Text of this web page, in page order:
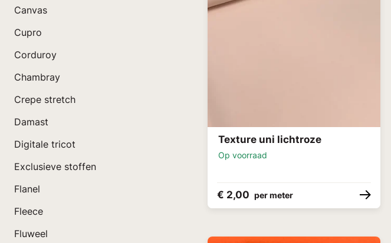
Canvas
Cupro
Corduroy
Chambray
Crepe stretch
Damast
Digitale tricot
Exclusieve stoffen
Flanel
Fleece
Fluweel
Texture uni lichtroze
Op voorraad
€ 2,00 per meter